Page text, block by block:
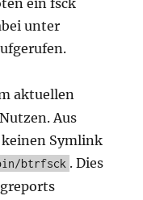
ein fsck
unter
aktuellen
Aus
keinen Symlink
btrfsck . Dies